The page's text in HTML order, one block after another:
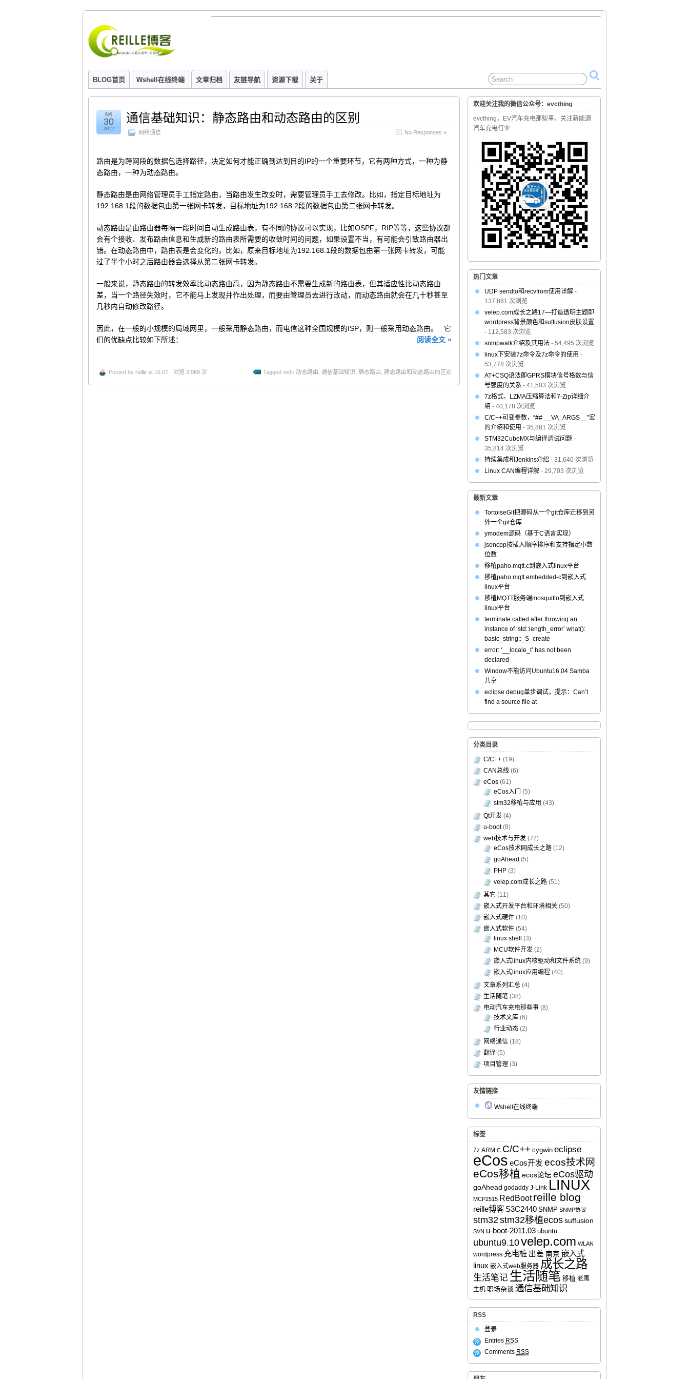
BLOG首页 Wshell在线终端 文章归档 友链导航 资源下载 关于
通信基础知识：静态路由和动态路由的区别
网络通信 No Responses »
6月
30
2012
路由是为跨网段的数据包选择路径，决定如何才能正确到达到目的IP的一个重要环节，它有两种方式，一种为静
态路由，一种为动态路由。
静态路由是由网络管理员手工指定路由，当路由发生改变时，需要管理员手工去修改。比如，指定目标地址为
192.168.1段的数据包由第一张网卡转发，目标地址为192.168.2段的数据包由第二张网卡转发。
动态路由是由路由器每隔一段时间自动生成路由表，有不同的协议可以实现，比如OSPF，RIP等等，这些协议都
会有个接收、发布路由信息和生成新的路由表所需要的收敛时间的问题，如果设置不当，有可能会引致路由器出
错。在动态路由中，路由表是会变化的，比如，原来目标地址为192.168.1段的数据包由第一张网卡转发，可能
过了半个小时之后路由器会选择从第二张网卡转发。
一般来说，静态路由的转发效率比动态路由高，因为静态路由不需要生成新的路由表，但其适应性比动态路由
差，当一个路径失效时，它不能马上发现并作出处理，而要由管理员去进行改动，而动态路由就会在几十秒甚至
几秒内自动修改路径。
因此，在一般的小规模的局域网里，一般采用静态路由，而电信这种全国规模的ISP，则一般采用动态路由。 它
们的优缺点比较如下所述：
阅读全文 »
Posted by reille at 16:07 浏览 2,069 次 Tagged with: 动态路由 通信基础知识 静态路由 静态路由和动态路由的区别
欢迎关注我的微信公众号：evcthing
evcthing，EV汽车充电那些事，关注新能源
汽车充电行业
热门文章
UDP sendto和recvfrom使用详解 -
137,861 次浏览
velep.com成长之路17—打造透明主题即
wordpress背景颜色和suffusion皮肤设置
- 112,583 次浏览
snmpwalk介绍及其用法 - 54,495 次浏览
linux下安装7z命令及7z命令的使用 -
53,778 次浏览
AT+CSQ语法即GPRS模块信号格数与信
号强度的关系 - 41,503 次浏览
7z格式、LZMA压缩算法和7-Zip详细介
绍 - 40,178 次浏览
C/C++可变参数，“## __VA_ARGS__”宏
的介绍和使用 - 35,881 次浏览
STM32CubeMX与编译调试问题 -
35,814 次浏览
持续集成和Jenkins介绍 - 31,640 次浏览
Linux CAN编程详解 - 29,703 次浏览
最新文章
TortoiseGit把源码从一个git仓库迁移到另
外一个git仓库
ymodem源码（基于C语言实现）
jsoncpp按插入顺序排序和支持指定小数
位数
移植paho.mqtt.c到嵌入式linux平台
移植paho.mqtt.embedded-c到嵌入式
linux平台
移植MQTT服务端mosquitto到嵌入式
linux平台
terminate called after throwing an
instance of ‘std::length_error’ what():
basic_string::_S_create
error: ‘__locale_t’ has not been
declared
Window不能访问Ubuntu16.04 Samba
共享
eclipse debug单步调试，提示：Can’t
find a source file at
分类目录
C/C++ (19)
CAN总线 (6)
eCos (61)
eCos入门
(5)
stm32移植与应用 (43)
Qt开发 (4)
u-boot(8)
web技术与开发 (72)
eCos技术网成长之路 (12)
goAhead (5)
PHP (3)
velep.com成长之路 (51)
其它 (11)
嵌入式开发平台和环境相关 (50)
嵌入式硬件 (10)
嵌入式软件 (54)
linux shell
(3)
MCU软件开发 (2)
嵌入式linux内核驱动和文件系统 (9)
嵌入式linux应用编程 (40)
文章系列汇总 (4)
生活随笔 (38)
电动汽车充电那些事 (8)
技术文库 (6)
行业动态 (2)
网络通信 (18)
翻译 (5)
项目管理 (3)
友情链接
Wshell在线终端
标签
7z ARM C C/C++ cygwin eclipse
eCos eCos开发 ecos技术网
eCos移植 ecos论坛 eCos驱动
goAhead godaddy J-Link LINUX
MCP2515 RedBoot reille blog
reille博客 S3C2440 SNMP SNMP协议
stm32stm32移植ecos suffusion
SVN u-boot-2011.03 ubuntu
ubuntu9.10velep.com WLAN
wordpress 充电桩 出差 南京 嵌入式
linux 嵌入式web服务器 成长之路
生活笔记 生活随笔 移植 老鹰
主机 职场杂谈 通信基础知识
RSS
登录
Entries RSS
Comments RSS